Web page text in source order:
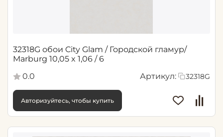
32318G обои City Glam / Городской гламур/
Marburg 10,05 x 1,06 / 6
0.0
Артикул: 32318G
Авторизуйтесь, чтобы купить